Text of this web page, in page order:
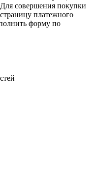
совершения покупки
платежного
форму по